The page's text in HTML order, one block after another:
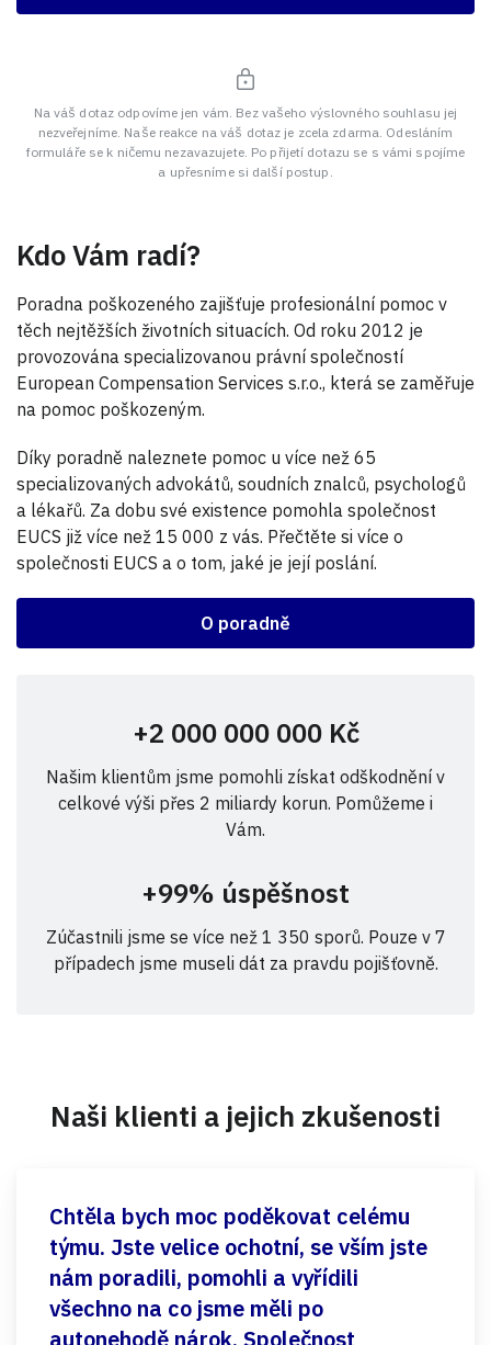
Na váš dotaz odpovíme jen vám. Bez vašeho výslovného souhlasu jej
nezveřejníme. Naše reakce na váš dotaz je zcela zdarma. Odesláním
formuláře se k ničemu nezavazujete. Po přijetí dotazu se s vámi spojíme
a upřesníme si další postup.
Kdo Vám radí?
Poradna poškozeného zajišťuje profesionální pomoc v
těch nejtěžších životních situacích. Od roku 2012 je
provozována specializovanou právní společností
European Compensation Services s.r.o., která se zaměřuje
na pomoc poškozeným.
Díky poradně naleznete pomoc u více než 65
specializovaných advokátů, soudních znalců, psychologů
a lékařů. Za dobu své existence pomohla společnost
EUCS již více než 15 000 z vás. Přečtěte si více o
společnosti EUCS a o tom, jaké je její poslání.
O poradně
+2 000 000 000 Kč
Našim klientům jsme pomohli získat odškodnění v
celkové výši přes 2 miliardy korun. Pomůžeme i
Vám.
+99% úspěšnost
Zúčastnili jsme se více než 1 350 sporů. Pouze v 7
případech jsme museli dát za pravdu pojišťovně.
Naši klienti a jejich zkušenosti
Chtěla bych moc poděkovat celému
týmu. Jste velice ochotní, se vším jste
nám poradili, pomohli a vyřídili
všechno na co jsme měli po
autonehodě nárok. Společnost